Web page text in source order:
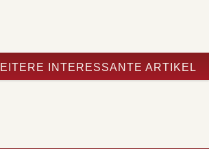
INTERESSANTE ARTIKEL